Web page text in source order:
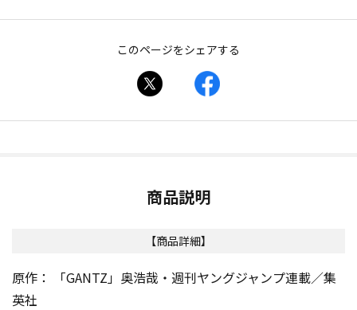
このページをシェアする
商品説明
【商品詳細】
原作： 「GANTZ」奥浩哉・週刊ヤングジャンプ連載／集
英社